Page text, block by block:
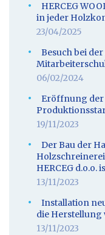
HERCEG
in jeder
23/04/2025
Besuch bei
06/02/2024
Eröffnung
19/11/2023
Der Bau der
HERCEG d.o.o.
13/11/2023
Installation
die
13/11/2023